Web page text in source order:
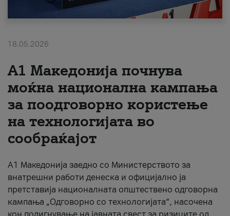
Надополни кредит
#ПодобарОнлајн
18.05.2026
A1 Македонија почнува
моќна национална кампања
за поодговорно користење
на технологијата во
сообраќајот
A1 Македонија заедно со Министерството за
внатрешни работи денеска и официјално ја
претставија националната општествено одговорна
кампања „Одговорно со технологијата“, насочена